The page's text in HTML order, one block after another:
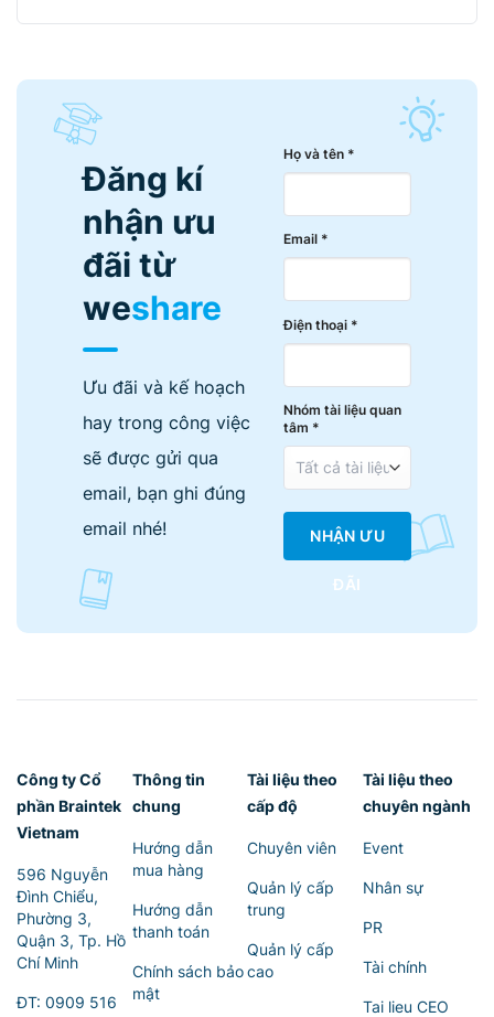
Đăng kí
nhận ưu
đãi từ
weshare
Ưu đãi và kế hoạch
hay trong công việc
sẽ được gửi qua
email, bạn ghi đúng
email nhé!
Họ và tên *
Email *
Điện thoại *
Nhóm tài liệu quan
tâm *
NHẬN ƯU
ĐÃI
Công ty Cổ
phần Braintek
Vietnam
596 Nguyễn
Đình Chiểu,
Phường 3,
Quận 3, Tp. Hồ
Chí Minh
ĐT: 0909 516
Thông tin
chung
Hướng dẫn
mua hàng
Hướng dẫn
thanh toán
Chính sách bảo
mật
Tài liệu theo
cấp độ
Chuyên viên
Quản lý cấp
trung
Quản lý cấp
cao
Tài liệu theo
chuyên ngành
Event
Nhân sự
PR
Tài chính
Tai lieu CEO